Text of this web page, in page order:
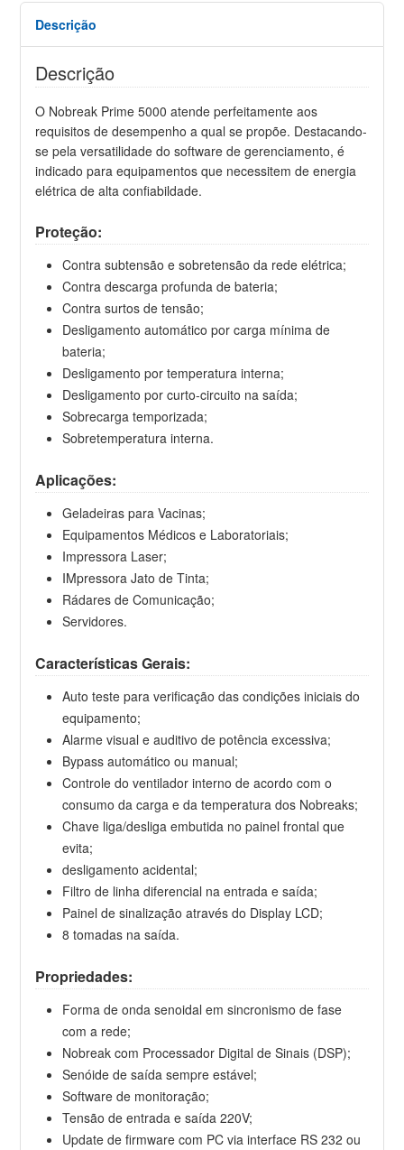
Descrição
Descrição
O Nobreak Prime 5000 atende perfeitamente aos
requisitos de desempenho a qual se propõe. Destacando-
se pela versatilidade do software de gerenciamento, é
indicado para equipamentos que necessitem de energia
elétrica de alta confiabildade.
Proteção:
Contra subtensão e sobretensão da rede elétrica;
Contra descarga profunda de bateria;
Contra surtos de tensão;
Desligamento automático por carga mínima de
bateria;
Desligamento por temperatura interna;
Desligamento por curto-circuito na saída;
Sobrecarga temporizada;
Sobretemperatura interna.
Aplicações:
Geladeiras para Vacinas;
Equipamentos Médicos e Laboratoriais;
Impressora Laser;
IMpressora Jato de Tinta;
Rádares de Comunicação;
Servidores.
Características Gerais:
Auto teste para verificação das condições iniciais do
equipamento;
Alarme visual e auditivo de potência excessiva;
Bypass automático ou manual;
Controle do ventilador interno de acordo com o
consumo da carga e da temperatura dos Nobreaks;
Chave liga/desliga embutida no painel frontal que
evita;
desligamento acidental;
Filtro de linha diferencial na entrada e saída;
Painel de sinalização através do Display LCD;
8 tomadas na saída.
Propriedades:
Forma de onda senoidal em sincronismo de fase
com a rede;
Nobreak com Processador Digital de Sinais (DSP);
Senóide de saída sempre estável;
Software de monitoração;
Tensão de entrada e saída 220V;
Update de firmware com PC via interface RS 232 ou